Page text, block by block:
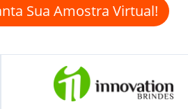
Sua Amostra Virtual!